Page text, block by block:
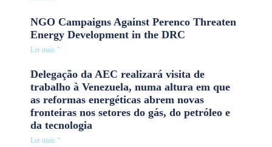
NGO Campaigns Against Perenco Threaten
Energy Development in the DRC
Ler mais "
Delegação da AEC realizará visita de
trabalho à Venezuela, numa altura em que
as reformas energéticas abrem novas
fronteiras nos setores do gás, do petróleo e
da tecnologia
Ler mais "